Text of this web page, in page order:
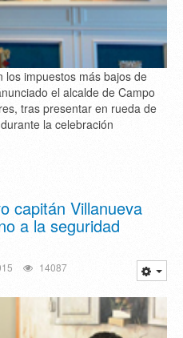
los impuestos más bajos de
el alcalde de Campo
tras presentar en rueda de
la celebración
capitán Villanueva
a la seguridad
14087